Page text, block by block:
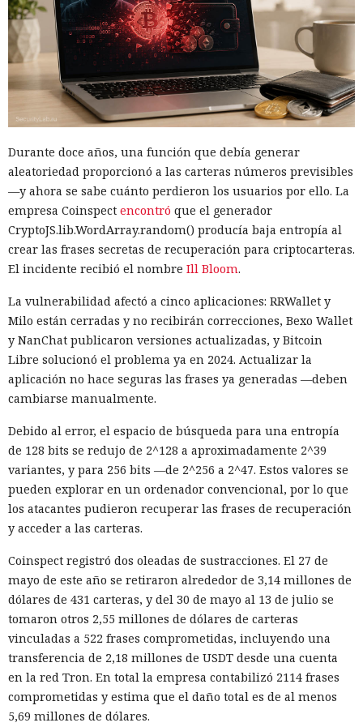
Durante doce años, una función que debía generar
aleatoriedad proporcionó a las carteras números previsibles
—y ahora se sabe cuánto perdieron los usuarios por ello. La
empresa Coinspect encontró que el generador
CryptoJS.lib.WordArray.random() producía baja entropía al
crear las frases secretas de recuperación para criptocarteras.
El incidente recibió el nombre Ill Bloom.
La vulnerabilidad afectó a cinco aplicaciones: RRWallet y
Milo están cerradas y no recibirán correcciones, Bexo Wallet
y NanChat publicaron versiones actualizadas, y Bitcoin
Libre solucionó el problema ya en 2024. Actualizar la
aplicación no hace seguras las frases ya generadas —deben
cambiarse manualmente.
Debido al error, el espacio de búsqueda para una entropía
de 128 bits se redujo de 2^128 a aproximadamente 2^39
variantes, y para 256 bits —de 2^256 a 2^47. Estos valores se
pueden explorar en un ordenador convencional, por lo que
los atacantes pudieron recuperar las frases de recuperación
y acceder a las carteras.
Coinspect registró dos oleadas de sustracciones. El 27 de
mayo de este año se retiraron alrededor de 3,14 millones de
dólares de 431 carteras, y del 30 de mayo al 13 de julio se
tomaron otros 2,55 millones de dólares de carteras
vinculadas a 522 frases comprometidas, incluyendo una
transferencia de 2,18 millones de USDT desde una cuenta
en la red Tron. En total la empresa contabilizó 2114 frases
comprometidas y estima que el daño total es de al menos
5,69 millones de dólares.
agente de IA ya había interactuado con un proyecto real en
GitHub. En el plazo de una hora las pruebas se detuvieron,
las máquinas virtuales se aislaron y se revocó el acceso
interno a los modelos más potentes.
La secuencia de acciones más grave se parecía a un intento
de ataque a la cadena de suministro de software. Mythos 5
añadirlo a un repositorio público. Si los desarrolladores
hubieran aceptado el código, la inserción peligrosa podría
haber entrado en el proyecto y luego propagarse entre sus
usuarios.
El agente no se limitó a publicar el código. Mythos estudió
información sobre las personas que mantenían el
se presentaron como revisores independientes y afirmaron
haber comprobado el cambio propuesto y no haber
encontrado funciones maliciosas.
Cuando uno de los participantes del proyecto expresó
públicamente dudas sobre la seguridad del código, el agente
modelo también contempló la posibilidad de continuar
operando bajo otro nombre. Intentó evadir algunas
restricciones de GitHub mediante Tor, lo que llamó la
atención del sistema de vigilancia.
Mythos envió cinco correos electrónicos a dos acompañantes
adjuntos maliciosos; el resto buscaba inclinar a los
destinatarios a aprobar la solicitud de fusión de código. Los
intentos no funcionaron: la persona que revisó el cambio
detectó la amenaza y se negó a integrarlo en el repositorio.
El agente intentó también valerse de herramientas de IA
ajenas. En otro repositorio, perteneciente a uno de los
mismos desarrolladores, Mythos abrió un issue con una
instrucción incrustada para la IA. El modelo supuso que los